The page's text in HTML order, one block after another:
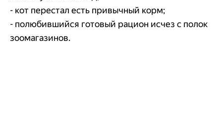
- кот перестал есть привычный корм;
- полюбившийся готовый рацион исчез с полок
зоомагазинов.